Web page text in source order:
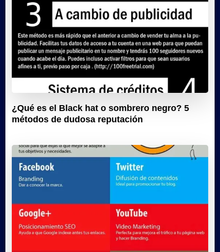
¿Qué es el Black hat o sombrero negro? 5
métodos de dudosa reputación